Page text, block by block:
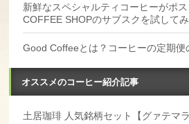
新鮮なスペシャルティコーヒーがポ
COFFEE SHOPのサブスクを試して
Good Coffeeとは？コーヒーの定期便
オススメのコーヒー紹介記事
土居珈琲 人気銘柄セット【グァテマ